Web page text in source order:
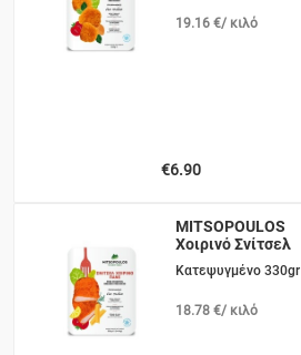
19.16 €/ κιλό
€6.90
MITSOPOULOS
Χοιρινό Σνίτσελ
Κατεψυγμένο 330gr
18.78 €/ κιλό